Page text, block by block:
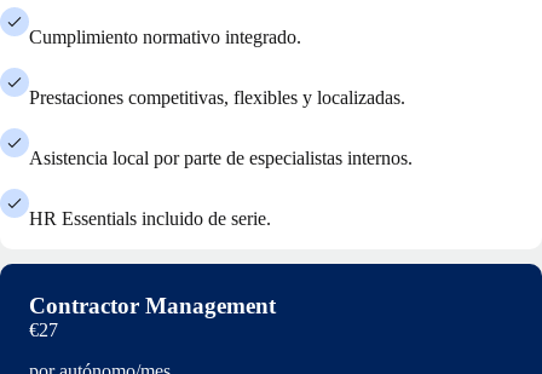
Cumplimiento normativo integrado.
Prestaciones competitivas, flexibles y localizadas.
Asistencia local por parte de especialistas internos.
HR Essentials incluido de serie.
Contractor Management
€27